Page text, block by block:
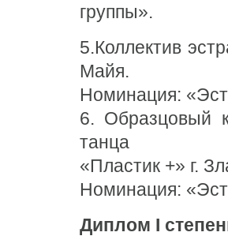
группы».
5.Коллектив
Майя.
Номинация:
6. Образцовый
танца
«Пластик +» г.
Номинация:
Диплом I